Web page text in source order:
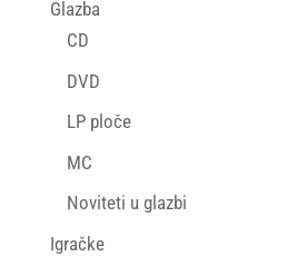
Glazba
CD
DVD
LP ploče
MC
Noviteti u glazbi
Igračke